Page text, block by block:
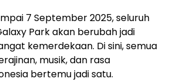
7 September 2025, seluruh
Park akan berubah jadi
kemerdekaan. Di sini, semua
musik, dan rasa
bertemu jadi satu.